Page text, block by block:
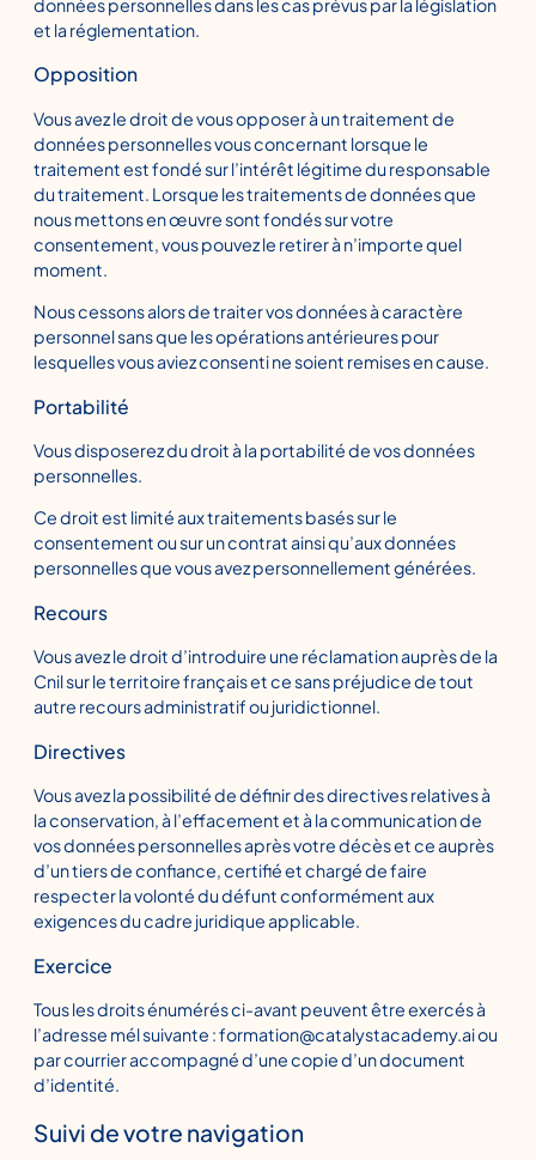
données personnelles dans les cas prévus par la législation
et la réglementation.
Opposition
Vous avez le droit de vous opposer à un traitement de
données personnelles vous concernant lorsque le
traitement est fondé sur l’intérêt légitime du responsable
du traitement. Lorsque les traitements de données que
nous mettons en œuvre sont fondés sur votre
consentement, vous pouvez le retirer à n’importe quel
moment.
Nous cessons alors de traiter vos données à caractère
personnel sans que les opérations antérieures pour
lesquelles vous aviez consenti ne soient remises en cause.
Portabilité
Vous disposerez du droit à la portabilité de vos données
personnelles.
Ce droit est limité aux traitements basés sur le
consentement ou sur un contrat ainsi qu’aux données
personnelles que vous avez personnellement générées.
Recours
Vous avez le droit d’introduire une réclamation auprès de la
Cnil sur le territoire français et ce sans préjudice de tout
autre recours administratif ou juridictionnel.
Directives
Vous avez la possibilité de définir des directives relatives à
la conservation, à l’effacement et à la communication de
vos données personnelles après votre décès et ce auprès
d’un tiers de confiance, certifié et chargé de faire
respecter la volonté du défunt conformément aux
exigences du cadre juridique applicable.
Exercice
Tous les droits énumérés ci-avant peuvent être exercés à
l’adresse mél suivante : formation@catalystacademy.ai ou
par courrier accompagné d’une copie d’un document
d’identité.
Suivi de votre navigation